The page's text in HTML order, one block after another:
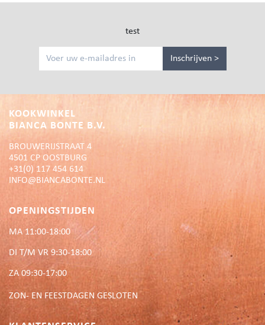
test
Inschrijven >
KOOKWINKEL
BIANCA BONTE B.V.
BROUWERIJSTRAAT 4
4501 CP OOSTBURG
+31(0) 117 454 614
INFO@BIANCABONTE.NL
OPENINGSTIJDEN
MA 11:00-18:00
DI T/M VR 9:30-18:00
ZA 09:30-17:00
ZON- EN FEESTDAGEN GESLOTEN